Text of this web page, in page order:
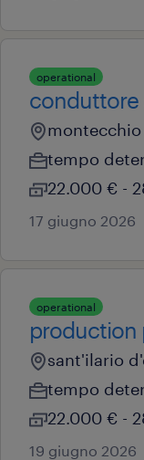
operational
conduttore
tempo
22.000 € -
17 giugno 2026
operational
production
sant'ilario
tempo
22.000 € -
19 giugno 2026